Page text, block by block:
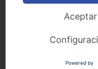
Powered by